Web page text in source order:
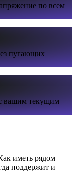
по всем
пугающих
вашим текущим
иметь рядом
поддержит и